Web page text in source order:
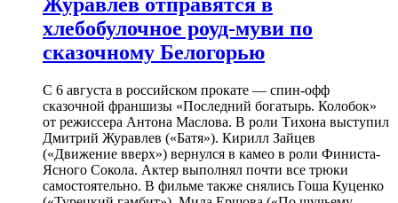
Журавлев отправятся в
хлебобулочное роуд-муви по
сказочному Белогорью
С 6 августа в российском прокате — спин-офф
сказочной франшизы «Последний богатырь. Колобок»
от режиссера Антона Маслова. В роли Тихона выступил
Дмитрий Журавлев («Батя»). Кирилл Зайцев
(«Движение вверх») вернулся в камео в роли Финиста-
Ясного Сокола. Актер выполнял почти все трюки
самостоятельно. В фильме также снялись Гоша Куценко